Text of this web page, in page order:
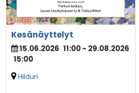
Kesänäyttelyt
15.06.2026 11:00- 29.08.2026
15:00
Hilduri